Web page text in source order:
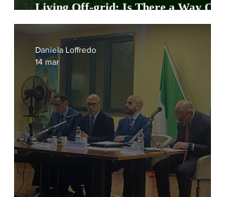
Living Off-grid: Is There a Way Out
of Capitalism?
Daniela Loffredo
14 mar